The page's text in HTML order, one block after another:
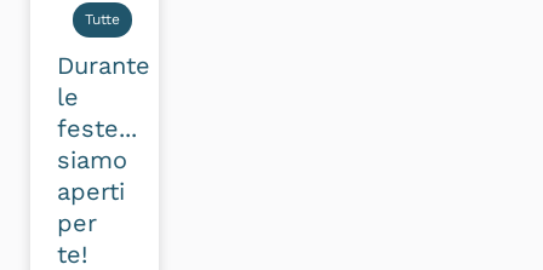
Tutte
Durante
le
feste...
siamo
aperti
per
te!